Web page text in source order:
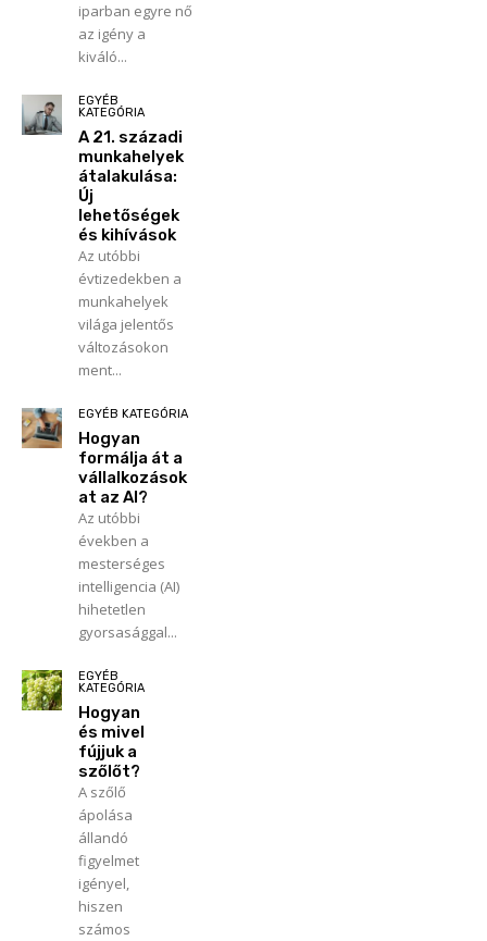
iparban egyre nő
az igény a
kiváló...
EGYÉB
KATEGÓRIA
A 21. századi
munkahelyek
átalakulása:
Új
lehetőségek
és kihívások
Az utóbbi
évtizedekben a
munkahelyek
világa jelentős
változásokon
ment...
EGYÉB KATEGÓRIA
Hogyan
formálja át a
vállalkozások
at az AI?
Az utóbbi
években a
mesterséges
intelligencia (AI)
hihetetlen
gyorsasággal...
EGYÉB
KATEGÓRIA
Hogyan
és mivel
fújjuk a
szőlőt?
A szőlő
ápolása
állandó
figyelmet
igényel,
hiszen
számos